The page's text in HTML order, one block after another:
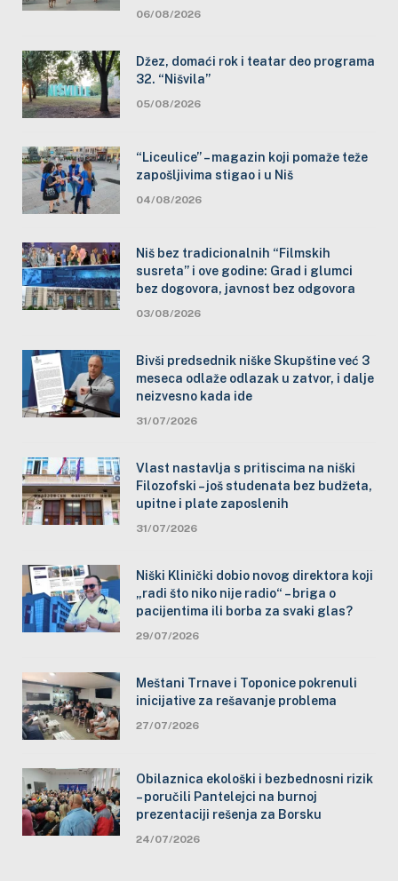
06/08/2026
Džez, domaći rok i teatar deo programa
32. “Nišvila”
05/08/2026
“Liceulice” – magazin koji pomaže teže
zapošljivima stigao i u Niš
04/08/2026
Niš bez tradicionalnih “Filmskih
susreta” i ove godine: Grad i glumci
bez dogovora, javnost bez odgovora
03/08/2026
Bivši predsednik niške Skupštine već 3
meseca odlaže odlazak u zatvor, i dalje
neizvesno kada ide
31/07/2026
Vlast nastavlja s pritiscima na niški
Filozofski – još studenata bez budžeta,
upitne i plate zaposlenih
31/07/2026
Niški Klinički dobio novog direktora koji
„radi što niko nije radio“ – briga o
pacijentima ili borba za svaki glas?
29/07/2026
Meštani Trnave i Toponice pokrenuli
inicijative za rešavanje problema
27/07/2026
Obilaznica ekološki i bezbednosni rizik
– poručili Pantelejci na burnoj
prezentaciji rešenja za Borsku
24/07/2026